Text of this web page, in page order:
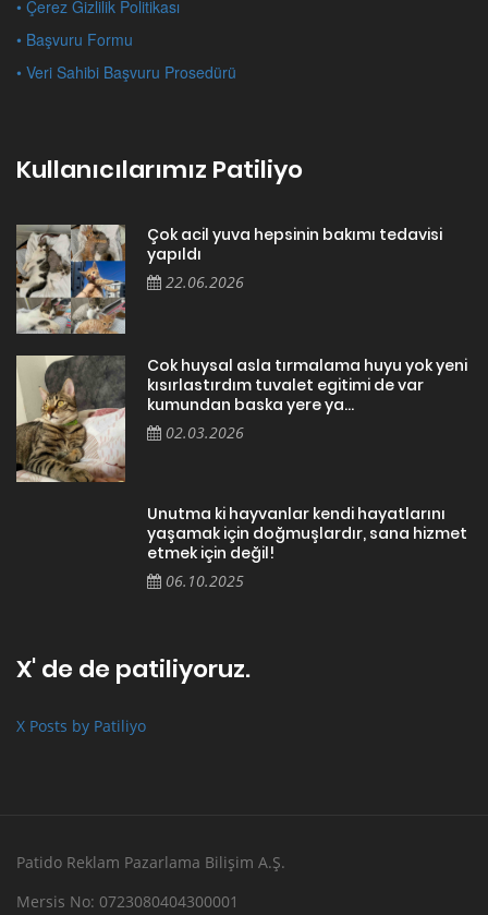
• Çerez Gizlilik Politikası
• Başvuru Formu
• Veri Sahibi Başvuru Prosedürü
Kullanıcılarımız Patiliyo
Çok acil yuva hepsinin bakımı tedavisi
yapıldı
22.06.2026
Cok huysal asla tırmalama huyu yok yeni
kısırlastırdım tuvalet egitimi de var
kumundan baska yere ya...
02.03.2026
Unutma ki hayvanlar kendi hayatlarını
yaşamak için doğmuşlardır, sana hizmet
etmek için değil!
06.10.2025
X' de de patiliyoruz.
X Posts by Patiliyo
Patido Reklam Pazarlama Bilişim A.Ş.
Mersis No: 0723080404300001